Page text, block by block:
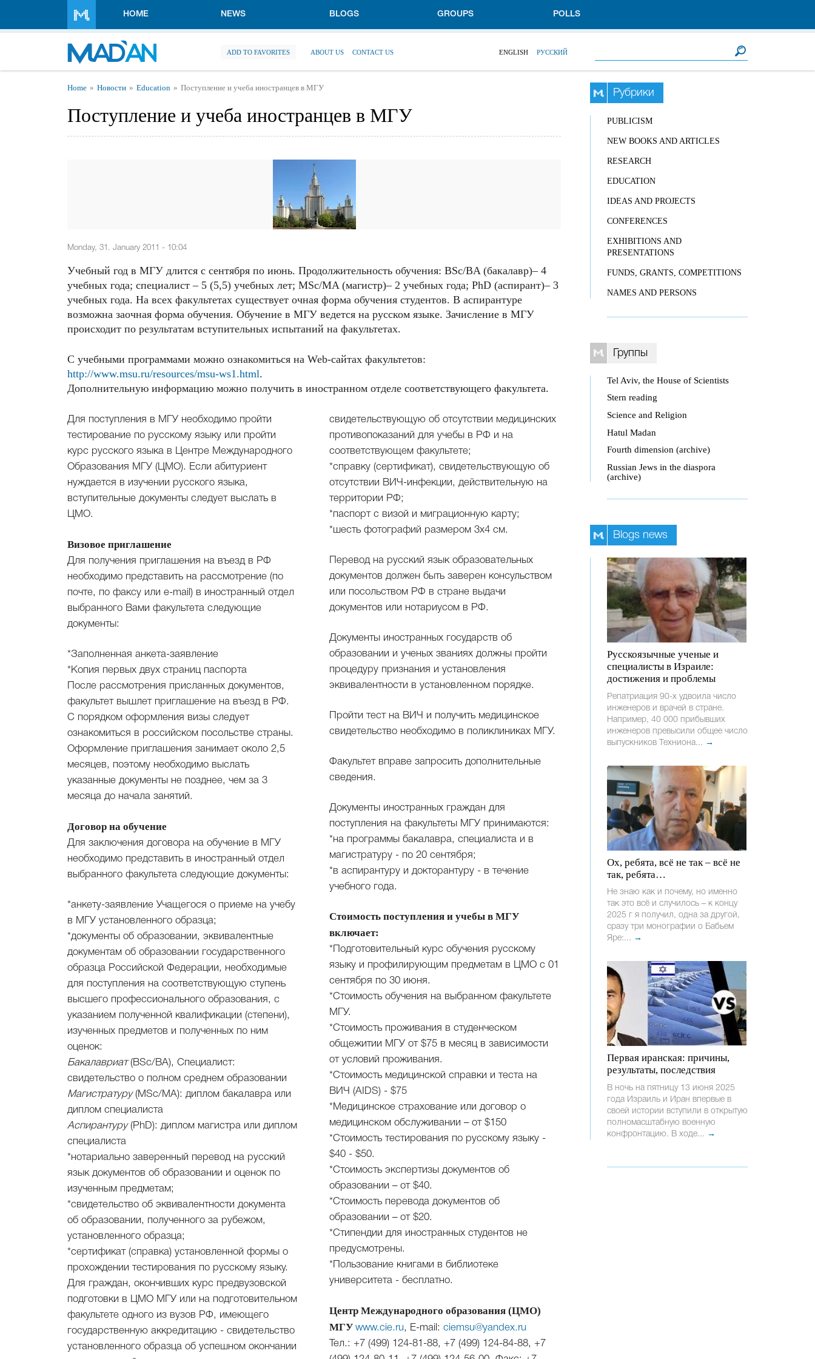
HOME NEWS BLOGS GROUPS POLLS
ADD TO FAVORITES ABOUT US CONTACT US ENGLISH РУССКИЙ
You are here
Home Новости Education Поступление и учеба иностранцев в МГУ
Поступление и учеба иностранцев в МГУ
Monday, 31. January 2011 - 10:04
Учебный год в МГУ длится с сентября по июнь. Продолжительность обучения: BSc/BA (бакалавр)– 4
учебных года; специалист – 5 (5,5) учебных лет; MSc/MA (магистр)– 2 учебных года; PhD (аспирант)– 3
учебных года. На всех факультетах существует очная форма обучения студентов. В аспирантуре
возможна заочная форма обучения. Обучение в МГУ ведется на русском языке. Зачисление в МГУ
происходит по результатам вступительных испытаний на факультетах.
С учебными программами можно ознакомиться на Web-сайтах факультетов:
http://www.msu.ru/resources/msu-ws1.html.
Дополнительную информацию можно получить в иностранном отделе соответствующего факультета.
Для поступления в МГУ необходимо пройти
тестирование по русскому языку или пройти
курс русского языка в Центре Международного
Образования МГУ (ЦМО). Если абитуриент
нуждается в изучении русского языка,
вступительные документы следует выслать в
ЦМО.
Визовое приглашение
Для получения приглашения на въезд в РФ
необходимо представить на рассмотрение (по
почте, по факсу или e-mail) в иностранный отдел
выбранного Вами факультета следующие
документы:
*Заполненная анкета-заявление
*Копия первых двух страниц паспорта
После рассмотрения присланных документов,
факультет вышлет приглашение на въезд в РФ.
С порядком оформления визы следует
ознакомиться в российском посольстве страны.
Оформление приглашения занимает около 2,5
месяцев, поэтому необходимо выслать
указанные документы не позднее, чем за 3
месяца до начала занятий.
Договор на обучение
Для заключения договора на обучение в МГУ
необходимо представить в иностранный отдел
выбранного факультета следующие документы:
*анкету-заявление Учащегося о приеме на учебу
в МГУ установленного образца;
*документы об образовании, эквивалентные
документам об образовании государственного
образца Российской Федерации, необходимые
для поступления на соответствующую ступень
высшего профессионального образования, с
указанием полученной квалификации (степени),
изученных предметов и полученных по ним
оценок:
Бакалавриат(BSс/BA), Специалист:
свидетельство о полном среднем образовании
Магистратуру(MSс/MA): диплом бакалавра или
диплом специалиста
Аспирантуру(PhD): диплом магистра или диплом
специалиста
*нотариально заверенный перевод на русский
язык документов об образовании и оценок по
изученным предметам;
*свидетельство об эквивалентности документа
об образовании, полученного за рубежом,
установленного образца;
*сертификат (справка) установленной формы о
прохождении тестирования по русскому языку.
Для граждан, окончивших курс предвузовской
подготовки в ЦМО МГУ или на подготовительном
факультете одного из вузов РФ, имеющего
государственную аккредитацию - свидетельство
установленного образца об успешном окончании
свидетельствующую об отсутствии медицинских
противопоказаний для учебы в РФ и на
соответствующем факультете;
*справку (сертификат), свидетельствующую об
отсутствии ВИЧ-инфекции, действительную на
территории РФ;
*паспорт с визой и миграционную карту;
*шесть фотографий размером 3х4 см.
Перевод на русский язык образовательных
документов должен быть заверен консульством
или посольством РФ в стране выдачи
документов или нотариусом в РФ.
Документы иностранных государств об
образовании и ученых званиях должны пройти
процедуру признания и установления
эквивалентности в установленном порядке.
Пройти тест на ВИЧ и получить медицинское
свидетельство необходимо в поликлиниках МГУ.
Факультет вправе запросить дополнительные
сведения.
Документы иностранных граждан для
поступления на факультеты МГУ принимаются:
*на программы бакалавра, специалиста и в
магистратуру - по 20 сентября;
*в аспирантуру и докторантуру - в течение
учебного года.
Стоимость поступления и учебы в МГУ
включает:
*Подготовительный курс обучения русскому
языку и профилирующим предметам в ЦМО с 01
сентября по 30 июня.
*Стоимость обучения на выбранном факультете
МГУ.
*Стоимость проживания в студенческом
общежитии МГУ от $75 в месяц в зависимости
от условий проживания.
*Стоимость медицинской справки и теста на
ВИЧ (AIDS) - $75
*Медицинское страхование или договор о
медицинском обслуживании – от $150
*Стоимость тестирования по русскому языку -
$40 - $50.
*Стоимость экспертизы документов об
образовании – от $40.
*Стоимость перевода документов об
образовании – от $20.
*Стипендии для иностранных студентов не
предусмотрены.
*Пользование книгами в библиотеке
университета - бесплатно.
Центр Международного образования (ЦМО)
МГУwww.cie.ru, E-mail:ciemsu@yandex.ru
Teл.: +7 (499) 124-81-88, +7 (499) 124-84-88, +7
Рубрики
PUBLICISM
NEW BOOKS AND ARTICLES
RESEARCH
EDUCATION
IDEAS AND PROJECTS
CONFERENCES
EXHIBITIONS AND
PRESENTATIONS
FUNDS, GRANTS, COMPETITIONS
NAMES AND PERSONS
Группы
Tel Aviv, the House of Scientists
Stern reading
Science and Religion
Hatul Madan
Fourth dimension (archive)
Russian Jews in the diaspora
(archive)
Blogs news
Русскоязычные ученые и
специалисты в Израиле:
достижения и проблемы
Репатриация 90-х удвоила число
инженеров и врачей в стране.
Например, 40 000 прибывших
инженеров превысили общее число
выпускников Техниона... →
Ох, ребята, всё не так – всё не
так, ребята…
Не знаю как и почему, но именно
так это всё и случилось – к концу
2025 г я получил, одна за другой,
сразу три монографии о Бабьем
Яре:... →
Первая иранская: причины,
результаты, последствия
В ночь на пятницу 13 июня 2025
года Израиль и Иран впервые в
своей истории вступили в открытую
полномасштабную военную
конфронтацию. В ходе... →